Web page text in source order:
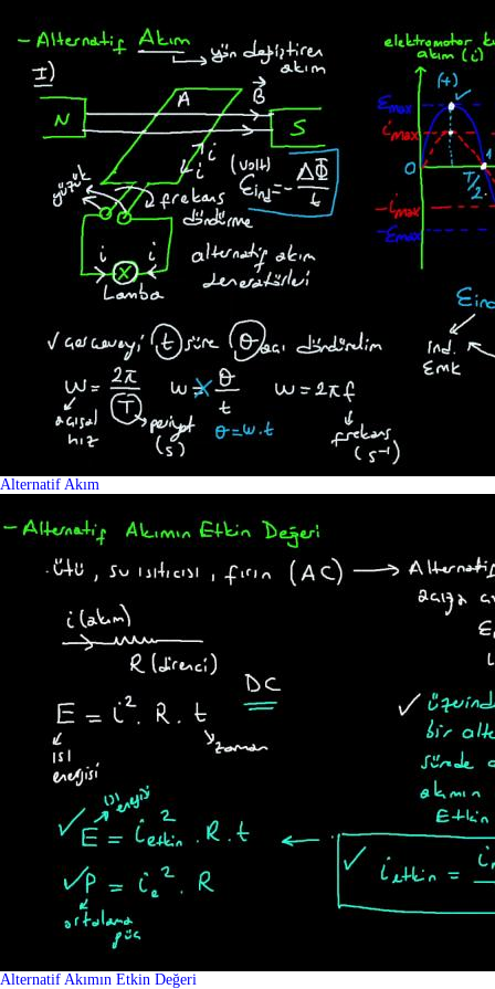
Alternatif Akım
Alternatif Akımın Etkin Değeri